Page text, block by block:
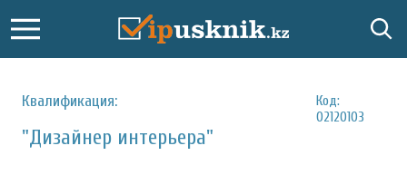
Квалификация:
Код:
02120103
"Дизайнер интерьера"